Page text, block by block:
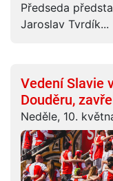
Předseda
Jaroslav Tvrdík...
Vedení Slavie
Douděru,
Neděle, 10.